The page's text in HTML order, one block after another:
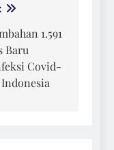
1.591
Baru
Covid-
Indonesia